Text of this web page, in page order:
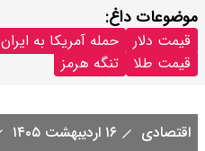
موضوعات داغ:
قیمت دلار حمله آمریکا به ایران
قیمت طلا
تنگه هرمز
اقتصادی ۱۶ اردیبهشت ۱۴۰۵